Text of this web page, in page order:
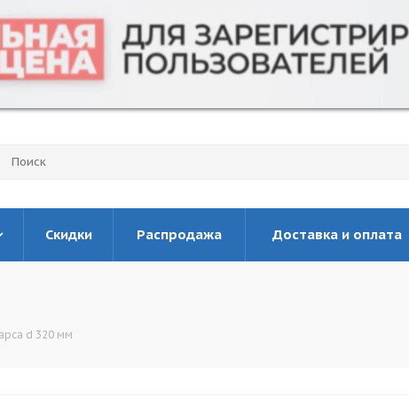
Скидки Распродажа Доставка и оплата
d 320 мм